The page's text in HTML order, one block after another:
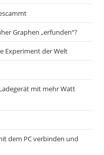
Graphen „erfunden“?
Experiment der Welt
mit mehr Watt
dem PC verbinden und